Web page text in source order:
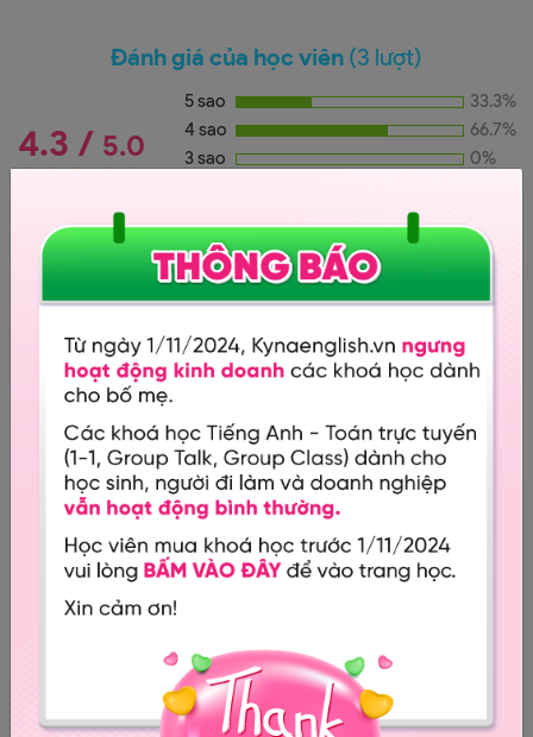
Đánh giá của học viên (3 lượt)
Hana Nguyen
Cô giảng hay thật cô ơi. Giọng cô hay và truyền cảm.
Video chất lượng.
7:00 6/02/2019
Dễ hiểu, dễ nghe, bài giảng sắp xếp phù hợp rõ ràng
4.3 / 5.0
5 sao
33.3%
4 sao
66.7%
3 sao
0%